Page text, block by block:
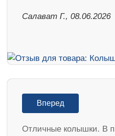
Салават Г., 08.06.2026
Вперед
Отличные колышки. В